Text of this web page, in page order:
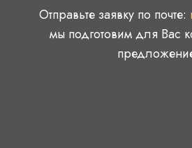
Отправьте заявку по почте:
мы подготовим для Вас